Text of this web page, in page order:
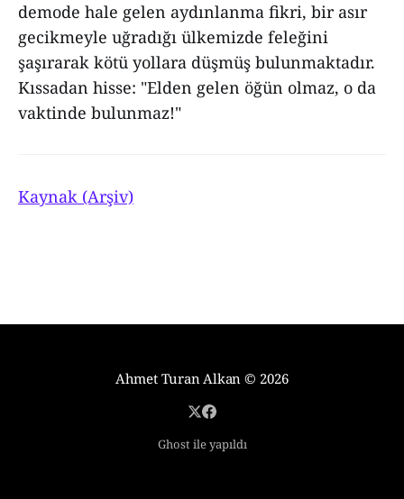
demode hale gelen aydınlanma fikri, bir asır
gecikmeyle uğradığı ülkemizde feleğini
şaşırarak kötü yollara düşmüş bulunmaktadır.
Kıssadan hisse: "Elden gelen öğün olmaz, o da
vaktinde bulunmaz!"
Kaynak (Arşiv)
Ahmet Turan Alkan © 2026
Ghost ile yapıldı